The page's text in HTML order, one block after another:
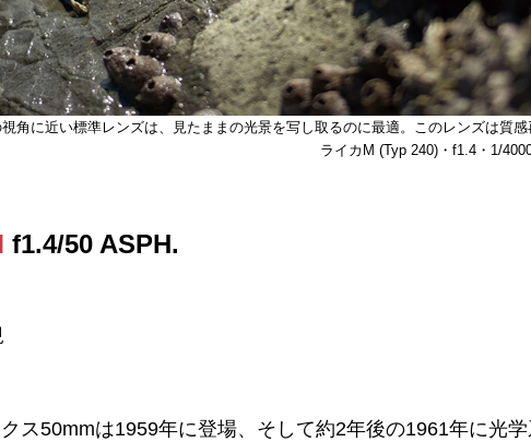
角に近い標準レンズは、見たままの光景を写し取るのに最適。このレンズは質感
ライカM (Typ 240)・f1.4・1/
f1.4/50 ASPH.
ス50mmは1959年に登場、そして約2年後の1961年に光